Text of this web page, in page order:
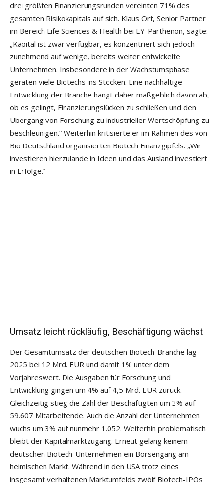
drei größten Finanzierungsrunden vereinten 71% des
gesamten Risikokapitals auf sich. Klaus Ort, Senior Partner
im Bereich Life Sciences & Health bei EY-Parthenon, sagte:
„Kapital ist zwar verfügbar, es konzentriert sich jedoch
zunehmend auf wenige, bereits weiter entwickelte
Unternehmen. Insbesondere in der Wachstumsphase
geraten viele Biotechs ins Stocken. Eine nachhaltige
Entwicklung der Branche hängt daher maßgeblich davon ab,
ob es gelingt, Finanzierungslücken zu schließen und den
Übergang von Forschung zu industrieller Wertschöpfung zu
beschleunigen.“ Weiterhin kritisierte er im Rahmen des von
Bio Deutschland organisierten Biotech Finanzgipfels: „Wir
investieren hierzulande in Ideen und das Ausland investiert
in Erfolge.“
Umsatz leicht rückläufig, Beschäftigung wächst
Der Gesamtumsatz der deutschen Biotech-Branche lag
2025 bei 12 Mrd. EUR und damit 1% unter dem
Vorjahreswert. Die Ausgaben für Forschung und
Entwicklung gingen um 4% auf 4,5 Mrd. EUR zurück.
Gleichzeitig stieg die Zahl der Beschäftigten um 3% auf
59.607 Mitarbeitende. Auch die Anzahl der Unternehmen
wuchs um 3% auf nunmehr 1.052. Weiterhin problematisch
bleibt der Kapitalmarktzugang. Erneut gelang keinem
deutschen Biotech-Unternehmen ein Börsengang am
heimischen Markt. Während in den USA trotz eines
insgesamt verhaltenen Marktumfelds zwölf Biotech-IPOs